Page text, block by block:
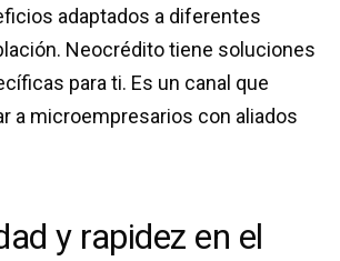
adaptados a diferentes
Neocrédito tiene soluciones
para ti. Es un canal que
a microempresarios con aliados
y rapidez en el